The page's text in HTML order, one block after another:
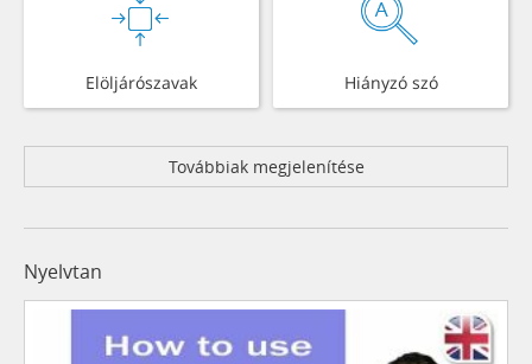
Elöljárószavak Hiányzó szó
Továbbiak megjelenítése
Nyelvtan